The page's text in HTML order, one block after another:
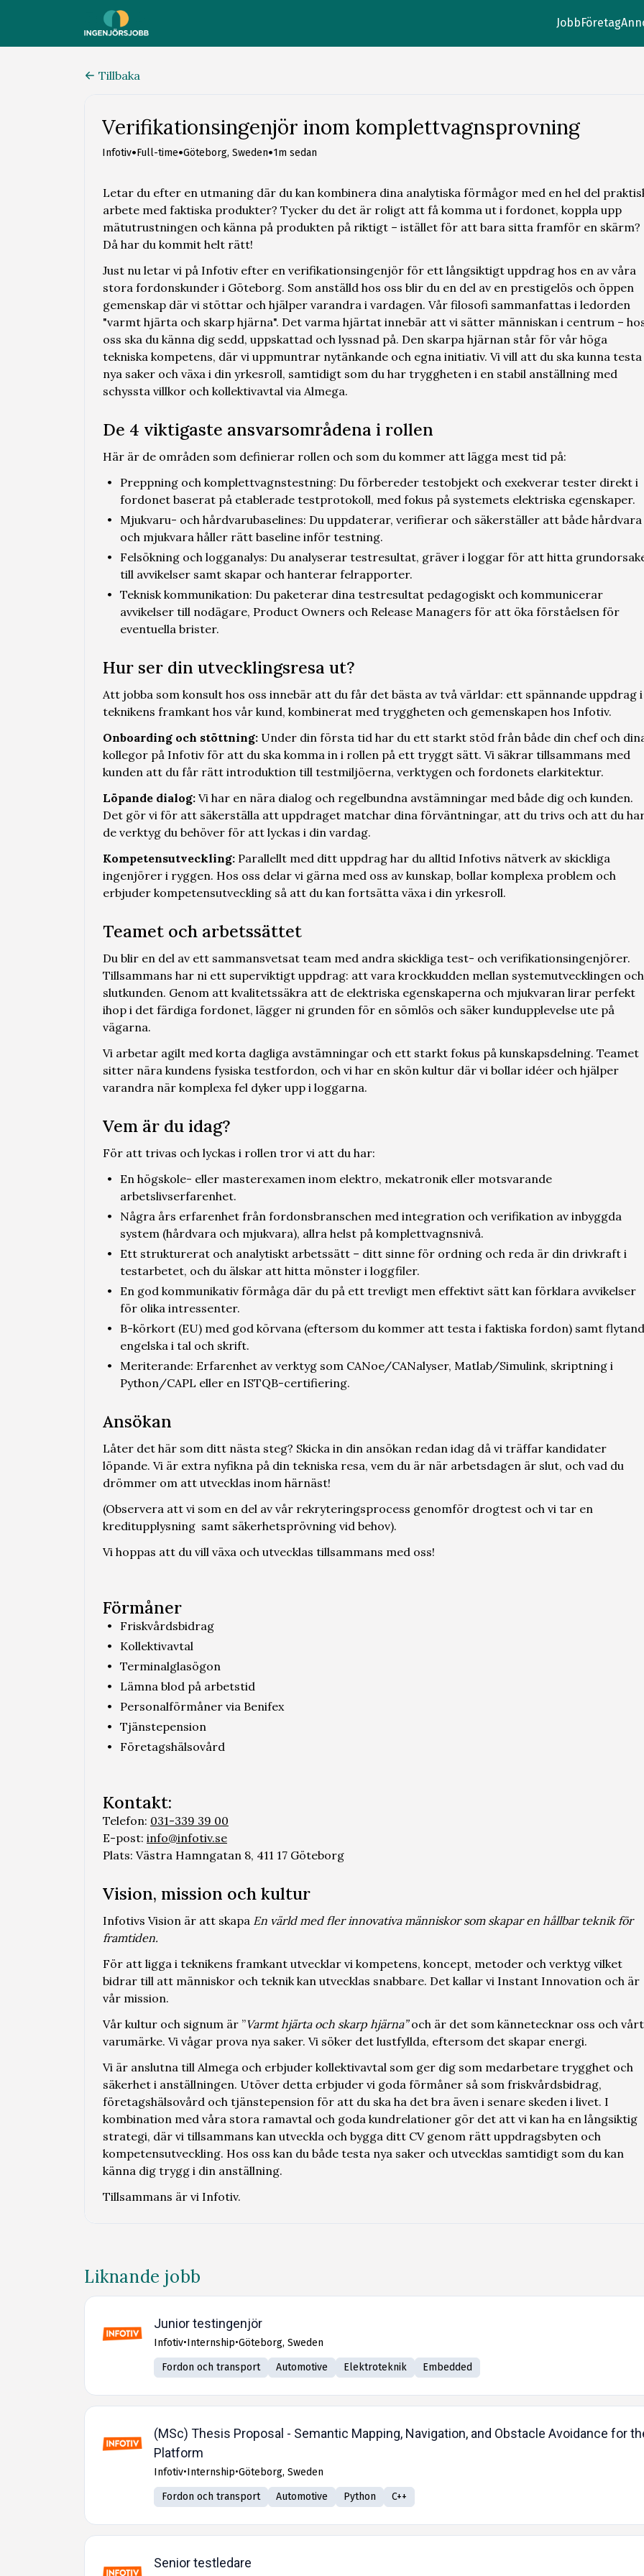
JobbFöretag
Tillbaka
Verifikationsingenjör inom komplettvagnsprovning
Infotiv•Full-time•Göteborg, Sweden•1m sedan
Letar du efter en utmaning där du kan kombinera dina analytiska förmågor med en hel del
arbete med faktiska produkter? Tycker du det är roligt att få komma ut i fordonet, koppla upp
mätutrustningen och känna på produkten på riktigt – istället för att bara sitta framför en skärm?
Då har du kommit helt rätt!
Just nu letar vi på Infotiv efter en verifikationsingenjör för ett långsiktigt uppdrag hos en av våra
stora fordonskunder i Göteborg. Som anställd hos oss blir du en del av en prestigelös och öppen
gemenskap där vi stöttar och hjälper varandra i vardagen. Vår filosofi sammanfattas i ledorden
"varmt hjärta och skarp hjärna". Det varma hjärtat innebär att vi sätter människan i centrum –
oss ska du känna dig sedd, uppskattad och lyssnad på. Den skarpa hjärnan står för vår höga
tekniska kompetens, där vi uppmuntrar nytänkande och egna initiativ. Vi vill att du ska kunna testa
nya saker och växa i din yrkesroll, samtidigt som du har tryggheten i en stabil anställning med
schyssta villkor och kollektivavtal via Almega.
De 4 viktigaste ansvarsområdena i rollen
Här är de områden som definierar rollen och som du kommer att lägga mest tid på:
Preppning och komplettvagnstestning: Du förbereder testobjekt och exekverar tester direkt i
fordonet baserat på etablerade testprotokoll, med fokus på systemets elektriska egenskaper.
Mjukvaru- och hårdvarubaselines: Du uppdaterar, verifierar och säkerställer att både hårdvara
och mjukvara håller rätt baseline inför testning.
Felsökning och logganalys: Du analyserar testresultat, gräver i loggar för att hitta
till avvikelser samt skapar och hanterar felrapporter.
Teknisk kommunikation: Du paketerar dina testresultat pedagogiskt och kommunicerar
avvikelser till nodägare, Product Owners och Release Managers för att öka förståelsen för
eventuella brister.
Hur ser din utvecklingsresa ut?
Att jobba som konsult hos oss innebär att du får det bästa av två världar: ett spännande uppdrag i
teknikens framkant hos vår kund, kombinerat med tryggheten och gemenskapen hos Infotiv.
Onboarding och stöttning: Under din första tid har du ett starkt stöd från både din chef och
kollegor på Infotiv för att du ska komma in i rollen på ett tryggt sätt. Vi säkrar tillsammans med
kunden att du får rätt introduktion till testmiljöerna, verktygen och fordonets elarkitektur.
Löpande dialog: Vi har en nära dialog och regelbundna avstämningar med både dig och kunden.
Det gör vi för att säkerställa att uppdraget matchar dina förväntningar, att du trivs och att du
de verktyg du behöver för att lyckas i din vardag.
Kompetensutveckling: Parallellt med ditt uppdrag har du alltid Infotivs nätverk av skickliga
ingenjörer i ryggen. Hos oss delar vi gärna med oss av kunskap, bollar komplexa problem och
erbjuder kompetensutveckling så att du kan fortsätta växa i din yrkesroll.
Teamet och arbetssättet
Du blir en del av ett sammansvetsat team med andra skickliga test- och verifikationsingenjörer.
Tillsammans har ni ett superviktigt uppdrag: att vara krockkudden mellan systemutvecklingen och
slutkunden. Genom att kvalitetssäkra att de elektriska egenskaperna och mjukvaran lirar perfekt
ihop i det färdiga fordonet, lägger ni grunden för en sömlös och säker kundupplevelse ute på
vägarna.
Vi arbetar agilt med korta dagliga avstämningar och ett starkt fokus på kunskapsdelning. Teamet
sitter nära kundens fysiska testfordon, och vi har en skön kultur där vi bollar idéer och hjälper
varandra när komplexa fel dyker upp i loggarna.
Vem är du idag?
För att trivas och lyckas i rollen tror vi att du har:
En högskole- eller masterexamen inom elektro, mekatronik eller motsvarande
arbetslivserfarenhet.
Några års erfarenhet från fordonsbranschen med integration och verifikation av inbyggda
system (hårdvara och mjukvara), allra helst på komplettvagnsnivå.
Ett strukturerat och analytiskt arbetssätt – ditt sinne för ordning och reda är din drivkraft i
testarbetet, och du älskar att hitta mönster i loggfiler.
En god kommunikativ förmåga där du på ett trevligt men effektivt sätt kan förklara avvikelser
för olika intressenter.
B-körkort (EU) med god körvana (eftersom du kommer att testa i faktiska fordon) samt
engelska i tal och skrift.
Meriterande: Erfarenhet av verktyg som CANoe/CANalyser, Matlab/Simulink, skriptning i
Python/CAPL eller en ISTQB-certifiering.
Ansökan
Låter det här som ditt nästa steg? Skicka in din ansökan redan idag då vi träffar kandidater
löpande. Vi är extra nyfikna på din tekniska resa, vem du är när arbetsdagen är slut, och vad du
drömmer om att utvecklas inom härnäst!
(Observera att vi som en del av vår rekryteringsprocess genomför drogtest och vi tar en
kreditupplysning samt säkerhetsprövning vid behov).
Vi hoppas att du vill växa och utvecklas tillsammans med oss!
Förmåner
Friskvårdsbidrag
Kollektivavtal
Terminalglasögon
Lämna blod på arbetstid
Personalförmåner via Benifex
Tjänstepension
Företagshälsovård
Kontakt:
Telefon: 031-339 39 00
E-post: info@infotiv.se
Plats: Västra Hamngatan 8, 411 17 Göteborg
Vision, mission och kultur
Infotivs Vision är att skapa En värld med fler innovativa människor som skapar en hållbar teknik för
framtiden.
För att ligga i teknikens framkant utvecklar vi kompetens, koncept, metoder och verktyg vilket
bidrar till att människor och teknik kan utvecklas snabbare. Det kallar vi Instant Innovation och är
vår mission.
Vår kultur och signum är ”Varmt hjärta och skarp hjärna”och är det som kännetecknar oss och vårt
varumärke. Vi vågar prova nya saker. Vi söker det lustfyllda, eftersom det skapar energi.
Vi är anslutna till Almega och erbjuder kollektivavtal som ger dig som medarbetare trygghet och
säkerhet i anställningen. Utöver detta erbjuder vi goda förmåner så som friskvårdsbidrag,
företagshälsovård och tjänstepension för att du ska ha det bra även i senare skeden i livet. I
kombination med våra stora ramavtal och goda kundrelationer gör det att vi kan ha en långsiktig
strategi, där vi tillsammans kan utveckla och bygga ditt CV genom rätt uppdragsbyten och
kompetensutveckling. Hos oss kan du både testa nya saker och utvecklas samtidigt som du kan
känna dig trygg i din anställning.
Tillsammans är vi Infotiv.
Liknande jobb
Junior testingenjör
Infotiv•Internship•Göteborg, Sweden
Fordon och transport
Automotive Elektroteknik Embedded
(MSc) Thesis Proposal - Semantic Mapping, Navigation, and Obstacle Avoidance for
Platform
Infotiv•Internship•Göteborg, Sweden
Fordon och transport
Automotive Python C++
Senior testledare